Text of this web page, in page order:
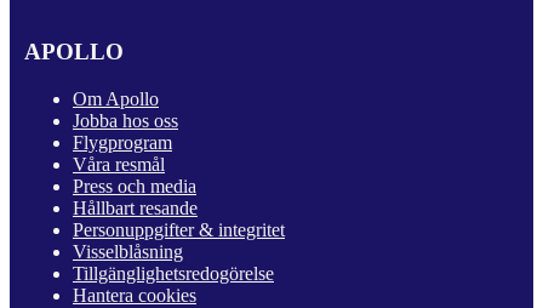
APOLLO
Om Apollo
Jobba hos oss
Flygprogram
Våra resmål
Press och media
Hållbart resande
Personuppgifter & integritet
Visselblåsning
Tillgänglighetsredogörelse
Hantera cookies